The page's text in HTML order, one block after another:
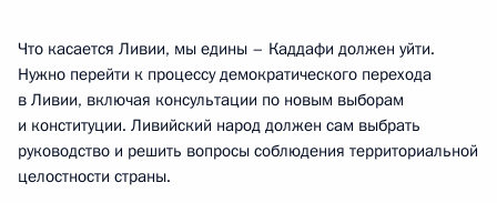
Что касается Ливии, мы едины – Каддафи должен уйти.
Нужно перейти к процессу демократического перехода
в Ливии, включая консультации по новым выборам
и конституции. Ливийский народ должен сам выбрать
руководство и решить вопросы соблюдения территориальной
целостности страны.